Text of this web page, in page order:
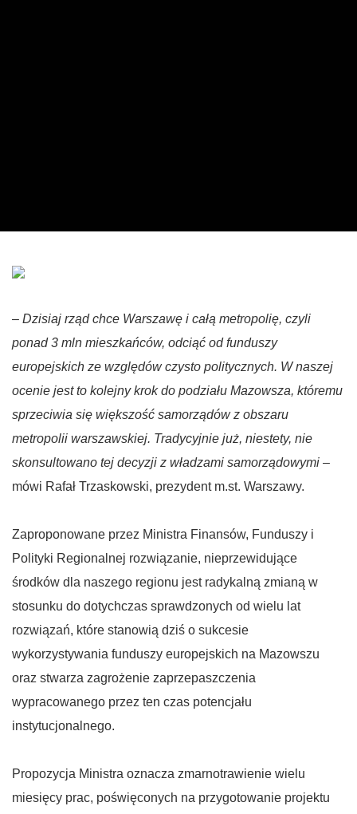
– Dzisiaj rząd chce Warszawę i całą metropolię, czyli
ponad 3 mln mieszkańców, odciąć od funduszy
europejskich ze względów czysto politycznych. W naszej
ocenie jest to kolejny krok do podziału Mazowsza, któremu
sprzeciwia się większość samorządów z obszaru
metropolii warszawskiej. Tradycyjnie już, niestety, nie
skonsultowano tej decyzji z władzami samorządowymi –
mówi Rafał Trzaskowski, prezydent m.st. Warszawy.
Zaproponowane przez Ministra Finansów, Funduszy i
Polityki Regionalnej rozwiązanie, nieprzewidujące
środków dla naszego regionu jest radykalną zmianą w
stosunku do dotychczas sprawdzonych od wielu lat
rozwiązań, które stanowią dziś o sukcesie
wykorzystywania funduszy europejskich na Mazowszu
oraz stwarza zagrożenie zaprzepaszczenia
wypracowanego przez ten czas potencjału
instytucjonalnego.
Propozycja Ministra oznacza zmarnotrawienie wielu
miesięcy prac, poświęconych na przygotowanie projektu